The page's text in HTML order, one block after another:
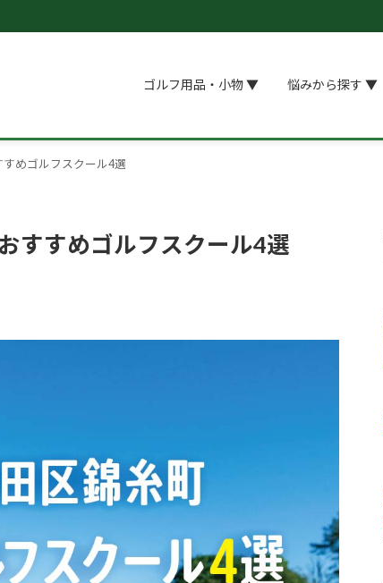
ゴルフ用品・小物 ▼ 悩みから探す ▼
すめゴルフスクール4選
すすめゴルフスクール4選